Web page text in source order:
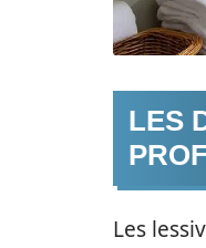
LES
Les